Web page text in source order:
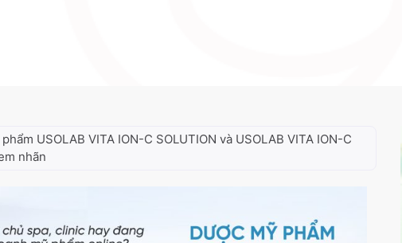
USOLAB VITA ION-C SOLUTION và USOLAB VITA ION-C
nhãn